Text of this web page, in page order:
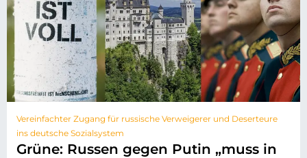
Vereinfachter Zugang für russische Verweigerer und Deserteure
ins deutsche Sozialsystem
Grüne: Russen gegen Putin „muss in